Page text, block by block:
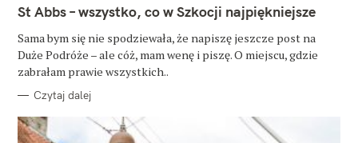
T
E
O
R
I
St Abbs – wszystko, co w Szkocji najpiękniejsze
Sama bym się nie spodziewała, że napiszę jeszcze post na
Duże Podróże – ale cóż, mam wenę i piszę. O miejscu, gdzie
zabrałam prawie wszystkich..
Czytaj dalej